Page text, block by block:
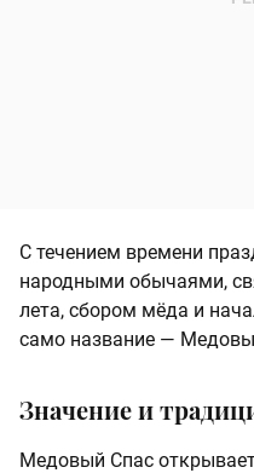
С течением времени
народными обычаями,
лета, сбором мёда и
само название —
Значение и
Медовый Спас